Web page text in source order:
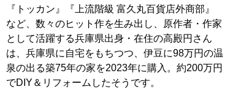
『トッカン』『上流階級 富久丸百貨店外商部』
など、数々のヒット作を生み出し、原作者・作家
として活躍する兵庫県出身・在住の高殿円さん
は、兵庫県に自宅をもちつつ、伊豆に98万円の温
泉の出る築75年の家を2023年に購入。約200万円
でDIY＆リフォームしたそうです。